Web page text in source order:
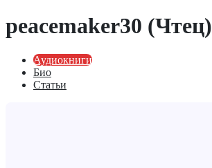
peacemaker30 (Чтец)
Аудиокниги
Био
Статьи